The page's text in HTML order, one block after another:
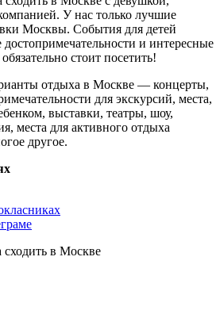
У нас только лучшие
Москвы. События для детей
и интересные
стоит посетить!
отдыха в Москве — концерты,
для экскурсий, места,
выставки, театры, шоу,
места для активного отдыха
другое.
в Москве